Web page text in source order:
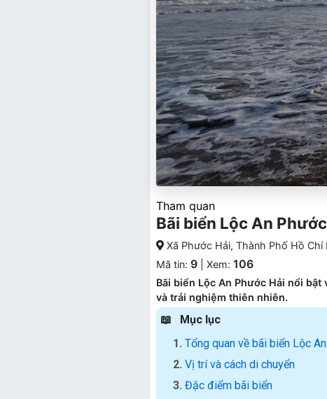
Tham quan
Bãi biển Lộc An
Xã Phước Hải, Thành Phố Hồ Chí
Mã tin: 9| Xem: 106
Bãi biển Lộc An Phước Hải nổi
và trải nghiệm thiên nhiên.
Mục lục
Tổng quan về bãi biển Lộc An
Vị trí và cách di chuyển
Đặc điểm bãi biển